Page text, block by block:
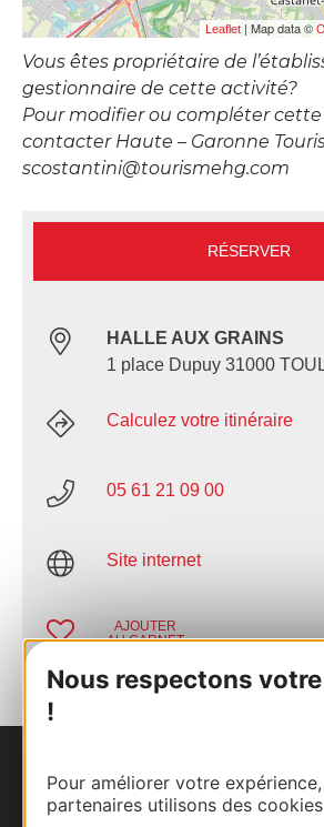
Nous respectons
!
Pour améliorer votre
partenaires utilisons des
Leaflet | Map data ©
Vous êtes propriétaire de
gestionnaire de cette activité?
Pour modifier ou compléter
contacter Haute – Garonne
scostantini@tourismehg.com
RÉSERVER
HALLE AUX GRAINS
1 place Dupuy 31000
Calculez votre itinéraire
05 61 21 09 00
Site internet
AJOUTER
AU CARNET
Nous contacter